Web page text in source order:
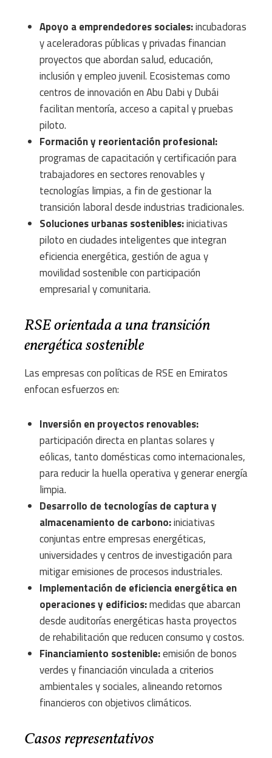
Apoyo a emprendedores sociales:incubadoras
y aceleradoras públicas y privadas financian
proyectos que abordan salud, educación,
inclusión y empleo juvenil. Ecosistemas como
centros de innovación en Abu Dabi y Dubái
facilitan mentoría, acceso a capital y pruebas
piloto.
Formación y reorientación profesional:
programas de capacitación y certificación para
trabajadores en sectores renovables y
tecnologías limpias, a fin de gestionar la
transición laboral desde industrias tradicionales.
Soluciones urbanas sostenibles:iniciativas
piloto en ciudades inteligentes que integran
eficiencia energética, gestión de agua y
movilidad sostenible con participación
empresarial y comunitaria.
RSE orientada a una transición
energética sostenible
Las empresas con políticas de RSE en Emiratos
enfocan esfuerzos en:
Inversión en proyectos renovables:
participación directa en plantas solares y
eólicas, tanto domésticas como internacionales,
para reducir la huella operativa y generar energía
limpia.
Desarrollo de tecnologías de captura y
almacenamiento de carbono:iniciativas
conjuntas entre empresas energéticas,
universidades y centros de investigación para
mitigar emisiones de procesos industriales.
Implementación de eficiencia energética en
operaciones y edificios:medidas que abarcan
desde auditorías energéticas hasta proyectos
de rehabilitación que reducen consumo y costos.
Financiamiento sostenible:emisión de bonos
verdes y financiación vinculada a criterios
ambientales y sociales, alineando retornos
financieros con objetivos climáticos.
Casos representativos